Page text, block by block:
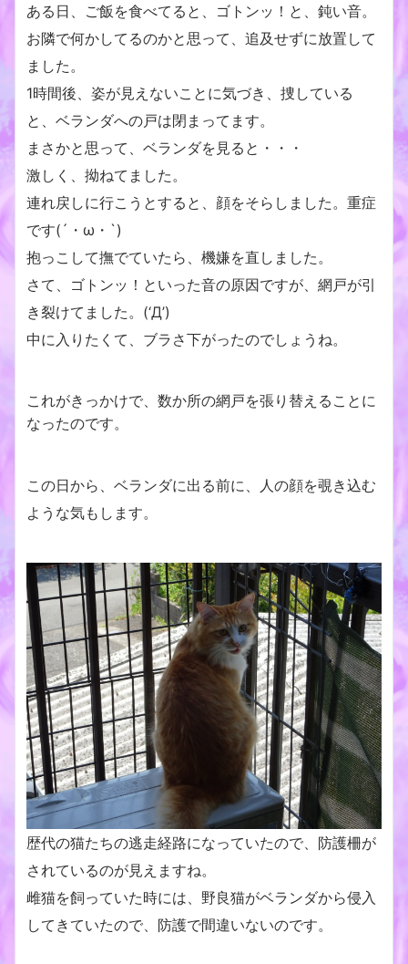
ある日、ご飯を食べてると、ゴトンッ！と、鈍い音。
お隣で何かしてるのかと思って、追及せずに放置して
ました。
1時間後、姿が見えないことに気づき、捜している
と、ベランダへの戸は閉まってます。
まさかと思って、ベランダを見ると・・・
激しく、拗ねてました。
連れ戻しに行こうとすると、顔をそらしました。重症
です(´・ω・`)
抱っこして撫でていたら、機嫌を直しました。
さて、ゴトンッ！といった音の原因ですが、網戸が引
き裂けてました。(‘Д’)
中に入りたくて、ブラさ下がったのでしょうね。
これがきっかけで、数か所の網戸を張り替えることに
なったのです。
この日から、ベランダに出る前に、人の顔を覗き込む
ような気もします。
歴代の猫たちの逃走経路になっていたので、防護柵が
されているのが見えますね。
雌猫を飼っていた時には、野良猫がベランダから侵入
してきていたので、防護で間違いないのです。